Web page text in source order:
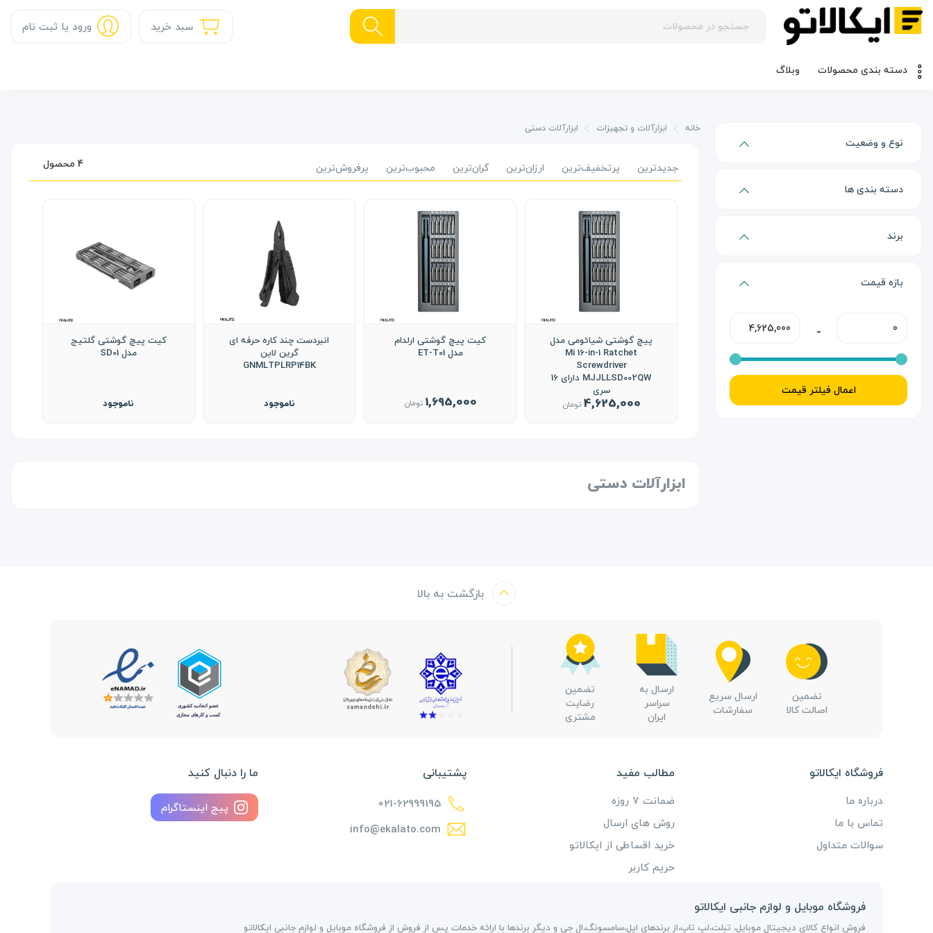
ورود یا ثبت نام سبد خرید
دسته بندی محصولات وبلاگ
نوع و وضعیت
فقط تخفیف‌دار
دسته بندی ها
انبردست چند کاره
برند
گرین لاین
ارلدام
بازه قیمت
-
اعمال فیلتر قیمت
خانه ابزارآلات و تجهیزات ابزارآلات دستی
جدیدترین پرتخفیف‌ترین ارزان‌ترین گران‌ترین محبوب‌ترین پرفروش‌ترین 4 محصول
پیچ گوشتی شیائومی مدل
Mi 16-in-1 Ratchet
Screwdriver
MJJLLSD002QW دارای 16
سری
4,625,000 تومان
کیت پیچ گوشتی ارلدام
مدل ET-T01
1,695,000 تومان
انبردست چند کاره حرفه ای
گرین لاین
GNMLTPLRP14BK
ناموجود
کیت پیچ گوشتی گلتیج
مدل SD01
ناموجود
ابزارآلات دستی
بازگشت به بالا
تضمین
رضایت
مشتری
ارسال به
سراسر
ایران
ارسال سریع
سفارشات
تضمین
اصالت کالا
ما را دنبال کنید
پیج اینستاگرام
پشتیبانی
021-62999195
info@ekalato.com
مطالب مفید
ضمانت 7 روزه
روش های ارسال
خرید اقساطی از ایکالاتو
حریم کاربر
فروشگاه ایکالاتو
درباره ما
تماس با ما
سوالات متداول
فروشگاه موبایل و لوازم جانبی ایکالاتو
فروش انواع کالای دیجیتال موبایل، تبلت،لپ تاپ،از برندهای اپل،سامسونگ،ال جی و دیگر برندها با ارائه خدمات پس از فروش از فروشگاه موبایل و لوازم جانبی ایکالاتو